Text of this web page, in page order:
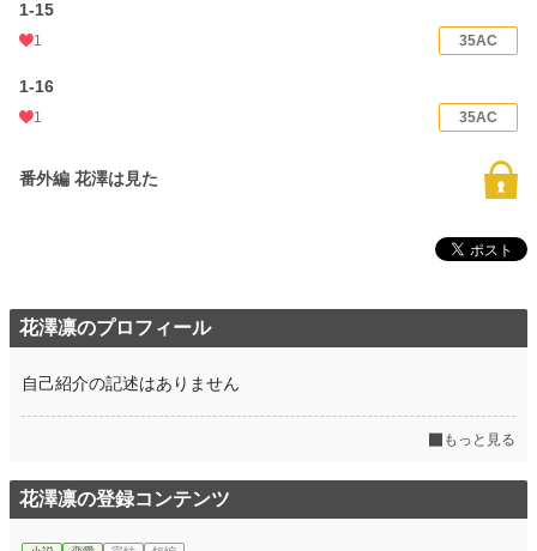
1-15
1 35AC
1-16
1 35AC
番外編 花澤は見た
花澤凛のプロフィール
自己紹介の記述はありません
もっと見る
花澤凛の登録コンテンツ